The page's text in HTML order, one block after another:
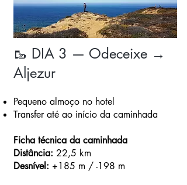
🥾 DIA 3 — Odeceixe →
Aljezur
Pequeno almoço no hotel
Transfer até ao início da caminhada
Ficha técnica da caminhada
Distância: 22,5 km
Desnível: +185 m / -198 m